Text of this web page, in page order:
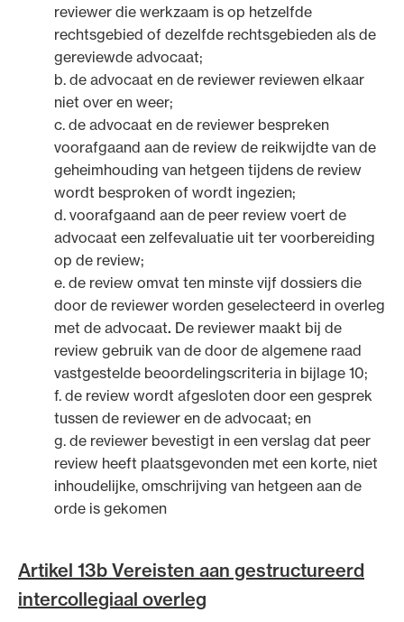
reviewer die werkzaam is op hetzelfde
rechtsgebied of dezelfde rechtsgebieden als de
gereviewde advocaat;
b. de advocaat en de reviewer reviewen elkaar
niet over en weer;
c. de advocaat en de reviewer bespreken
voorafgaand aan de review de reikwijdte van de
geheimhouding van hetgeen tijdens de review
wordt besproken of wordt ingezien;
d. voorafgaand aan de peer review voert de
advocaat een zelfevaluatie uit ter voorbereiding
op de review;
e. de review omvat ten minste vijf dossiers die
door de reviewer worden geselecteerd in overleg
met de advocaat. De reviewer maakt bij de
review gebruik van de door de algemene raad
vastgestelde beoordelingscriteria in bijlage 10;
f. de review wordt afgesloten door een gesprek
tussen de reviewer en de advocaat; en
g. de reviewer bevestigt in een verslag dat peer
review heeft plaatsgevonden met een korte, niet
inhoudelijke, omschrijving van hetgeen aan de
orde is gekomen
Artikel 13b Vereisten aan gestructureerd
intercollegiaal overleg